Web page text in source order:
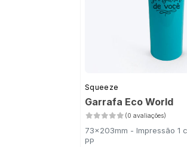
Squeeze
Garrafa Eco World
(0 avaliações)
73x203mm - Impressão 1
PP